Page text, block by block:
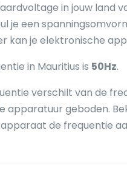
in jouw land
je een
kan je elektronische
in Mauritius is 50Hz.
verschilt van de
apparatuur geboden.
de frequentie